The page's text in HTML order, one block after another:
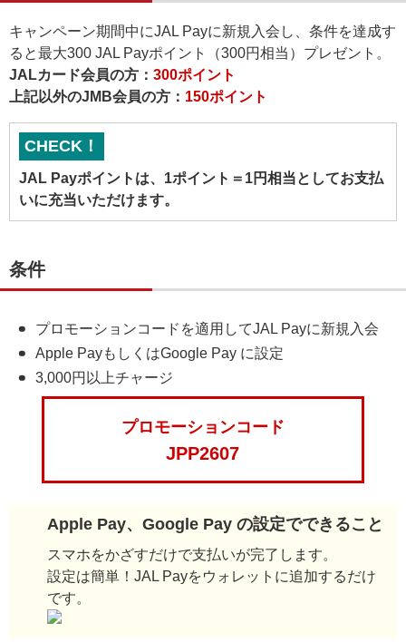
キャンペーン期間中にJAL Payに新規入会し、条件を達成す
ると最大300 JAL Payポイント（300円相当）プレゼント。
JALカード会員の方： 300ポイント
上記以外のJMB会員の方： 150ポイント
CHECK！
JAL Payポイントは、1ポイント＝1円相当としてお支払
いに充当いただけます。
条件
プロモーションコードを適用してJAL Payに新規入会
Apple PayもしくはGoogle Pay に設定
3,000円以上チャージ
プロモーションコード
JPP2607
Apple Pay、Google Pay の設定でできること
スマホをかざすだけで支払いが完了します。
設定は簡単！JAL Payをウォレットに追加するだけ
です。